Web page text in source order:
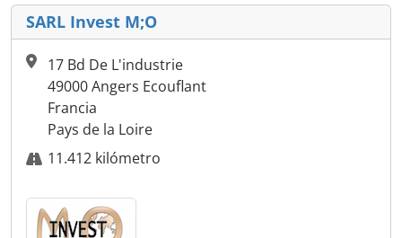
SARL Invest M;O
17 Bd De L'industrie
49000 Angers Ecouflant
Francia
Pays de la Loire
11.412 kilómetro